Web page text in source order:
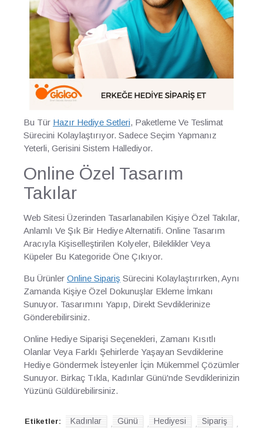
Bu Tür Hazır Hediye Setleri, Paketleme Ve Teslimat
Sürecini Kolaylaştırıyor. Sadece Seçim Yapmanız
Yeterli, Gerisini Sistem Hallediyor.
Online Özel Tasarım
Takılar
Web Sitesi Üzerinden Tasarlanabilen Kişiye Özel Takılar,
Anlamlı Ve Şık Bir Hediye Alternatifi. Online Tasarım
Aracıyla Kişiselleştirilen Kolyeler, Bileklikler Veya
Küpeler Bu Kategoride Öne Çıkıyor.
Bu Ürünler Online Sipariş Sürecini Kolaylaştırırken, Aynı
Zamanda Kişiye Özel Dokunuşlar Ekleme İmkanı
Sunuyor. Tasarımını Yapıp, Direkt Sevdiklerinize
Gönderebilirsiniz.
Online Hediye Siparişi Seçenekleri, Zamanı Kısıtlı
Olanlar Veya Farklı Şehirlerde Yaşayan Sevdiklerine
Hediye Göndermek İsteyenler İçin Mükemmel Çözümler
Sunuyor. Birkaç Tıkla, Kadınlar Günü'nde Sevdiklerinizin
Yüzünü Güldürebilirsiniz.
Etiketler: Kadınlar Günü Hediyesi Sipariş